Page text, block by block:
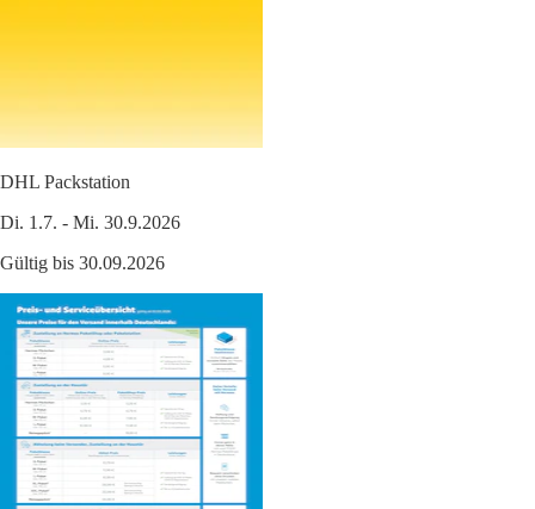
DHL Packstation
Di. 1.7. - Mi. 30.9.2026
Gültig bis 30.09.2026